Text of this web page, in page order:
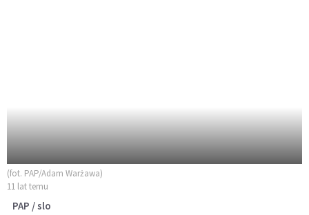
(fot. PAP/Adam Warżawa)
11 lat temu
PAP / slo